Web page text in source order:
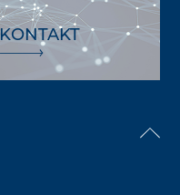
KONTAKT